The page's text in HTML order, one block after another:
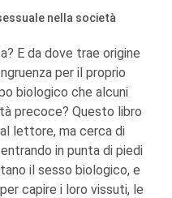
nella società
E da dove trae origine
per il proprio
biologico che alcuni
precoce? Questo libro
lettore, ma cerca di
in punta di piedi
il sesso biologico, e
capire i loro vissuti, le